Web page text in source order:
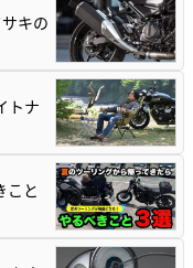
キの
トナ
こと